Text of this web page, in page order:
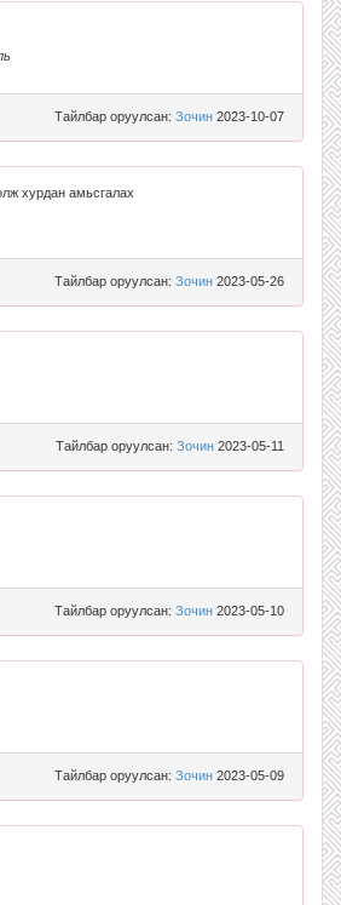
Тайлбар оруулсан: Зочин 2023-10-07
хурдан амьсгалах
Тайлбар оруулсан: Зочин 2023-05-26
Тайлбар оруулсан: Зочин 2023-05-11
Тайлбар оруулсан: Зочин 2023-05-10
Тайлбар оруулсан: Зочин 2023-05-09